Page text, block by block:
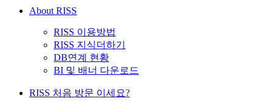
About RISS
RISS 이용방법
RISS 지식더하기
DB연계 현황
BI 및 배너 다운로드
RISS 처음 방문 이세요?